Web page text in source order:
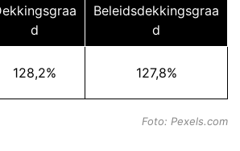
d
Beleidsdekkingsgraa
d
128,2% 127,8%
Foto: Pexels.com